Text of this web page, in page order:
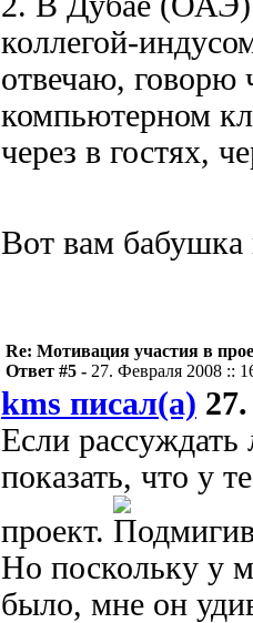
коллегой-
отвечаю, говорю
компьютерном
через в гостях,
Вот вам
Re: Мотивация участия в
Ответ #5 - 27. Февраля 2008 ::
kms писал(а)
Если
показать, что у
проект.
Но поскольку у
было, мне он